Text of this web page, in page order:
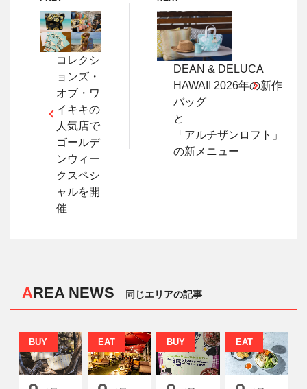
コレクシ
ョンズ・
オブ・ワ
イキキの
人気店で
ゴールデ
ンウィー
クスペシ
ャルを開
催
DEAN & DELUCA
HAWAII 2026年の新作
バッグ
と
「アルチザンロフト」
の新メニュー
AREA NEWS 同じエリアの記事
BUY EAT BUY EAT